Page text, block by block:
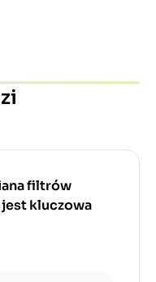
filtrów
kluczowa